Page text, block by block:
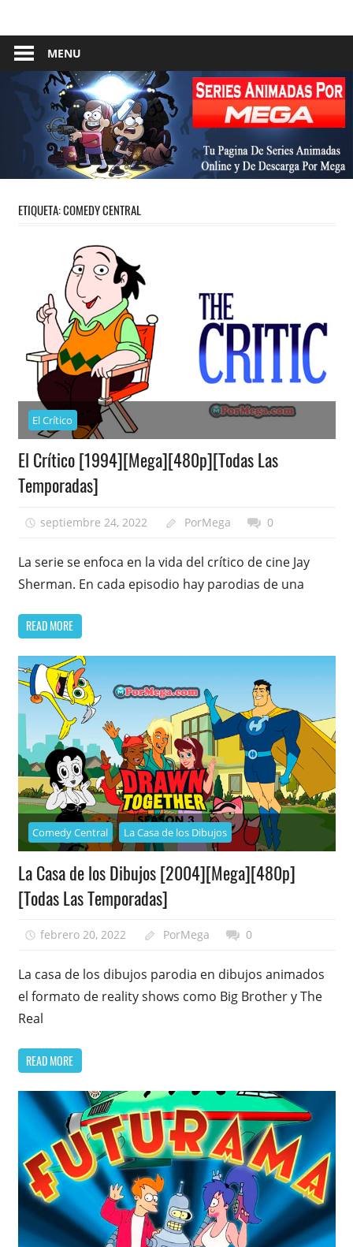
content
Series
Animadas
–
Por
Mega
Pagina
De
Descarga
Por
Mega
MENU
ETIQUETA:COMEDY CENTRAL
El Crítico
El Crítico [1994][Mega][480p][Todas Las
Temporadas]
septiembre 24, 2022 PorMega 0
La serie se enfoca en la vida del crítico de cine Jay
Sherman. En cada episodio hay parodias de una
READ MORE
Comedy Central La Casa de los Dibujos
La Casa de los Dibujos [2004][Mega][480p]
[Todas Las Temporadas]
febrero 20, 2022 PorMega 0
La casa de los dibujos parodia en dibujos animados
el formato de reality shows como Big Brother y The
Real
READ MORE